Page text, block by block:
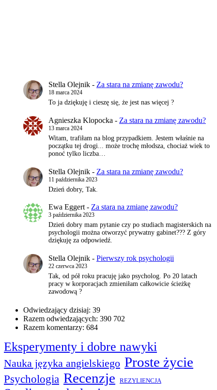
Stella Olejnik - Za stara na zmianę zawodu?
18 marca 2024
To ja dziękuję i cieszę się, że jest nas więcej ?
Agnieszka Klopocka - Za stara na zmianę zawodu?
13 marca 2024
Witam, trafiłam na blog przypadkiem. Jestem właśnie na
początku tej drogi... może trochę młodsza, chociaż wiek to
ponoć tylko liczba…
Stella Olejnik - Za stara na zmianę zawodu?
11 października 2023
Dzień dobry, Tak.
Ewa Eggert - Za stara na zmianę zawodu?
3 października 2023
Dzień dobry mam pytanie czy po studiach magisterskich na
psychologii można otworzyć prywatny gabinet??? Z góry
dziękuję za odpowiedź.
Stella Olejnik - Pierwszy rok psychologii
22 czerwca 2023
Tak, od pół roku pracuję jako psycholog. Po 20 latach
pracy w korporacjach zmieniłam całkowicie ścieżkę
zawodową ?
Odwiedzający dzisiaj: 39
Razem odwiedzających: 390 702
Razem komentarzy: 684
Eksperymenty i dobre nawyki
Nauka języka angielskiego Proste życie
Psychologia Recenzje REZYLIENCJA